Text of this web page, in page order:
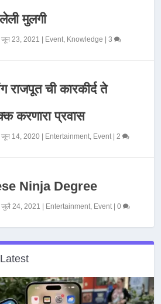
मुलगी
|जून 23, 2021 Event, Knowledge |3
राजपूत ची कारकीर्द ते
करणारा प्रवास
|जून 14, 2020 Entertainment, Event|2
Ninja Degree
|जुलै 24, 2021 Entertainment, Event|0
Latest